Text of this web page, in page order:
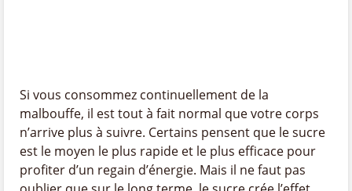
Si vous consommez continuellement de la
malbouffe, il est tout à fait normal que votre corps
n’arrive plus à suivre. Certains pensent que le sucre
est le moyen le plus rapide et le plus efficace pour
profiter d’un regain d’énergie. Mais il ne faut pas